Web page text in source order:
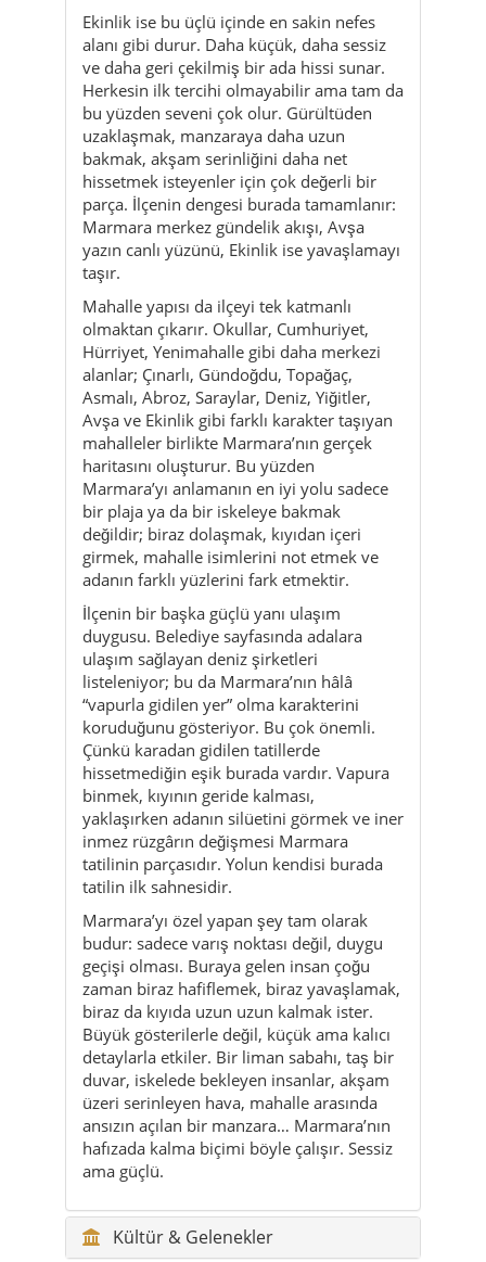
Ekinlik ise bu üçlü içinde en sakin nefes
alanı gibi durur. Daha küçük, daha sessiz
ve daha geri çekilmiş bir ada hissi sunar.
Herkesin ilk tercihi olmayabilir ama tam da
bu yüzden seveni çok olur. Gürültüden
uzaklaşmak, manzaraya daha uzun
bakmak, akşam serinliğini daha net
hissetmek isteyenler için çok değerli bir
parça. İlçenin dengesi burada tamamlanır:
Marmara merkez gündelik akışı, Avşa
yazın canlı yüzünü, Ekinlik ise yavaşlamayı
taşır.
Mahalle yapısı da ilçeyi tek katmanlı
olmaktan çıkarır. Okullar, Cumhuriyet,
Hürriyet, Yenimahalle gibi daha merkezi
alanlar; Çınarlı, Gündoğdu, Topağaç,
Asmalı, Abroz, Saraylar, Deniz, Yiğitler,
Avşa ve Ekinlik gibi farklı karakter taşıyan
mahalleler birlikte Marmara’nın gerçek
haritasını oluşturur. Bu yüzden
Marmara’yı anlamanın en iyi yolu sadece
bir plaja ya da bir iskeleye bakmak
değildir; biraz dolaşmak, kıyıdan içeri
girmek, mahalle isimlerini not etmek ve
adanın farklı yüzlerini fark etmektir.
İlçenin bir başka güçlü yanı ulaşım
duygusu. Belediye sayfasında adalara
ulaşım sağlayan deniz şirketleri
listeleniyor; bu da Marmara’nın hâlâ
“vapurla gidilen yer” olma karakterini
koruduğunu gösteriyor. Bu çok önemli.
Çünkü karadan gidilen tatillerde
hissetmediğin eşik burada vardır. Vapura
binmek, kıyının geride kalması,
yaklaşırken adanın silüetini görmek ve iner
inmez rüzgârın değişmesi Marmara
tatilinin parçasıdır. Yolun kendisi burada
tatilin ilk sahnesidir.
Marmara’yı özel yapan şey tam olarak
budur: sadece varış noktası değil, duygu
geçişi olması. Buraya gelen insan çoğu
zaman biraz hafiflemek, biraz yavaşlamak,
biraz da kıyıda uzun uzun kalmak ister.
Büyük gösterilerle değil, küçük ama kalıcı
detaylarla etkiler. Bir liman sabahı, taş bir
duvar, iskelede bekleyen insanlar, akşam
üzeri serinleyen hava, mahalle arasında
ansızın açılan bir manzara… Marmara’nın
hafızada kalma biçimi böyle çalışır. Sessiz
ama güçlü.
Kültür & Gelenekler